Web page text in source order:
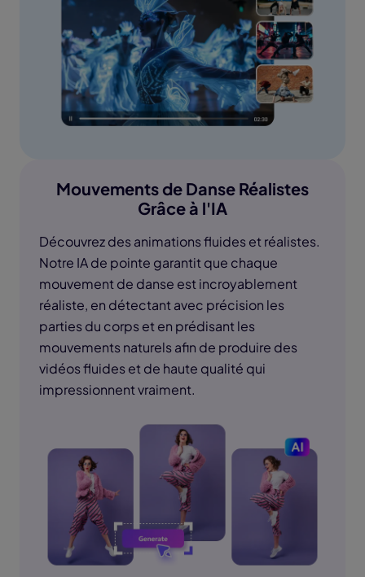
Mouvements de Danse Réalistes
Grâce à l'IA
Découvrez des animations fluides et réalistes.
Notre IA de pointe garantit que chaque
mouvement de danse est incroyablement
réaliste, en détectant avec précision les
parties du corps et en prédisant les
mouvements naturels afin de produire des
vidéos fluides et de haute qualité qui
impressionnent vraiment.